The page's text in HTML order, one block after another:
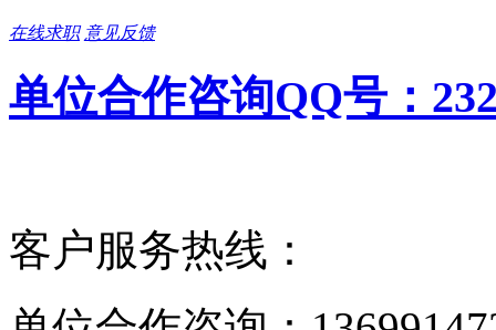
在线求职 意见反馈
单位合作咨询QQ号：
客户服务热线：